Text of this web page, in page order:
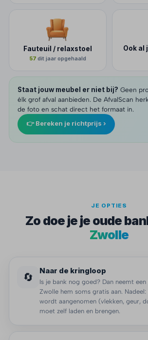
Fauteuil / relaxstoel
57 dit jaar opgehaald
Ook al
Staat jouw meubel er niet bij? Geen
élk grof afval aanbieden. De AfvalScan
de foto en schat direct het formaat in.
👉 Bereken je richtprijs ›
JE OPTIES
Zo doe je je oude
Zwolle
🔄 Naar de kringloop
Is je bank nog goed? Dan neemt
Zwolle hem soms gratis aan.
wordt aangenomen (vlekken, geur,
moet zelf laden en brengen.